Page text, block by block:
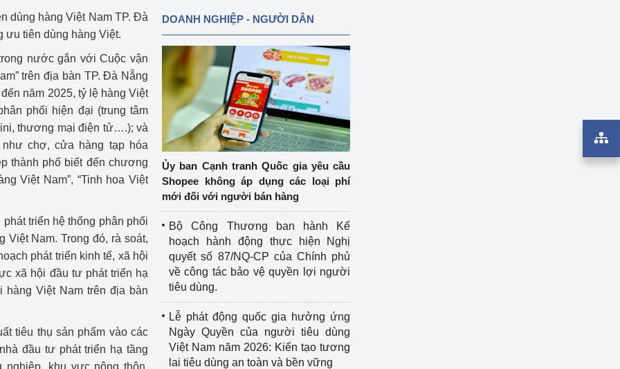
dùng hàng Việt Nam TP. Đà
ưu tiên dùng hàng Việt.
nước gắn với Cuộc vận
trên địa bàn TP. Đà Nẵng
năm 2025, tỷ lệ hàng Việt
phối hiện đại (trung tâm
thương mại điện tử….); và
chợ, cửa hàng tạp hóa
thành phố biết đến chương
Việt Nam”, “Tinh hoa Việt
triển hệ thống phân phối
Việt Nam. Trong đó, rà soát,
phát triển kinh tế, xã hội
xã hội đầu tư phát triển hạ
Việt Nam trên địa bàn
tiêu thụ sản phẩm vào các
đầu tư phát triển hạ tầng
khu vực nông thôn,
DOANH NGHIỆP - NGƯỜI DÂN
Ủy ban Cạnh tranh Quốc gia yêu cầu
Shopee không áp dụng các loại phí
mới đối với người bán hàng
Bộ Công Thương ban hành Kế
hoạch hành động thực hiện Nghị
quyết số 87/NQ-CP của Chính phủ
về công tác bảo vệ quyền lợi người
tiêu dùng.
Lễ phát động quốc gia hưởng ứng
Ngày Quyền của người tiêu dùng
Việt Nam năm 2026: Kiến tạo tương
lai tiêu dùng an toàn và bền vững